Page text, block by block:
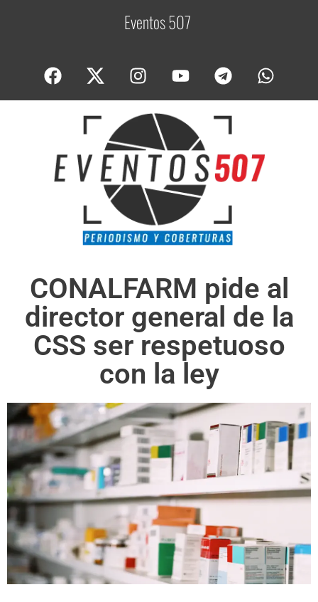
Eventos 507C
CONALFARM pide al
director general de la
CSS ser respetuoso
con la ley